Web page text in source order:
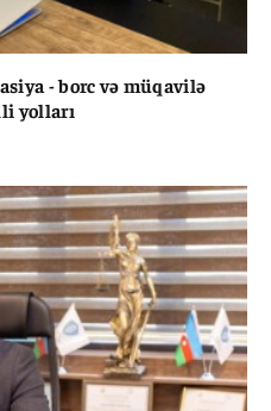
- borc və müqavilə
yolları